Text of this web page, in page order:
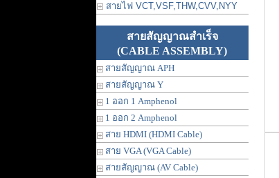
สายไฟ VCT,VSF,THW,CVV,NYY
สายสัญญาณสำเร็จ
(CABLE ASSEMBLY)
สายสัญญาณ APH
สายสัญญาณ Y
1 ออก 1 Amphenol
1 ออก 2 Amphenol
สาย HDMI (HDMI Cable)
สาย VGA (VGA Cable)
สายสัญญาณ (AV Cable)